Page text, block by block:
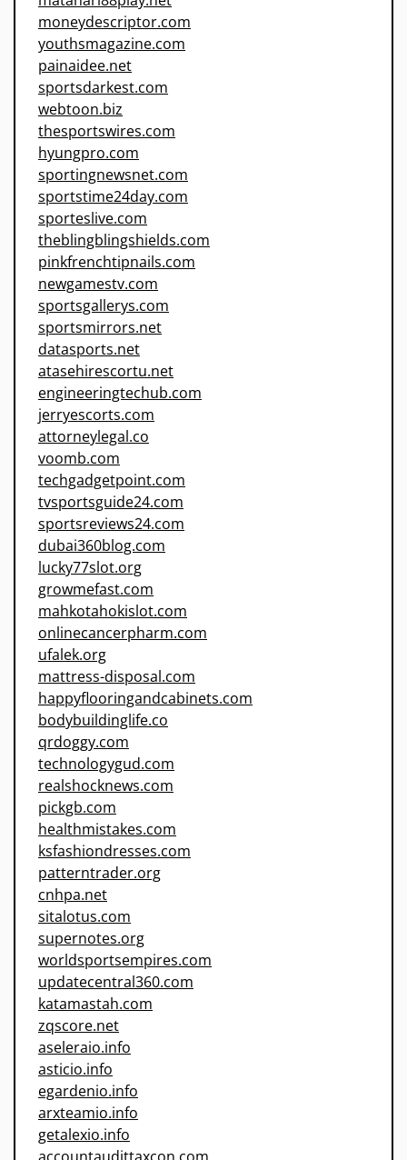
moneydescriptor.com
youthsmagazine.com
painaidee.net
sportsdarkest.com
webtoon.biz
thesportswires.com
hyungpro.com
sportingnewsnet.com
sportstime24day.com
sporteslive.com
theblingblingshields.com
pinkfrenchtipnails.com
newgamestv.com
sportsgallerys.com
sportsmirrors.net
datasports.net
atasehirescortu.net
engineeringtechub.com
jerryescorts.com
attorneylegal.co
voomb.com
techgadgetpoint.com
tvsportsguide24.com
sportsreviews24.com
dubai360blog.com
lucky77slot.org
growmefast.com
mahkotahokislot.com
onlinecancerpharm.com
ufalek.org
mattress-disposal.com
happyflooringandcabinets.com
bodybuildinglife.co
qrdoggy.com
technologygud.com
realshocknews.com
pickgb.com
healthmistakes.com
ksfashiondresses.com
patterntrader.org
cnhpa.net
sitalotus.com
supernotes.org
worldsportsempires.com
updatecentral360.com
katamastah.com
zqscore.net
aseleraio.info
asticio.info
egardenio.info
arxteamio.info
getalexio.info